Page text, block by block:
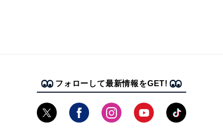
フォローして最新情報をGET!